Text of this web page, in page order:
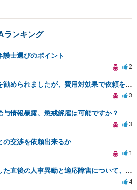
ランキング
護士選びのポイント
2
警察には弁護士を勧められましたが、費用対効果で依頼をすることを躊躇しています。
3
与情報暴露、懲戒解雇は可能ですか？
3
の交渉を依頼出来るか
1
業務改善を提案した直後の人事異動と適応障害について、法的に問題があるか相談したいです。
4